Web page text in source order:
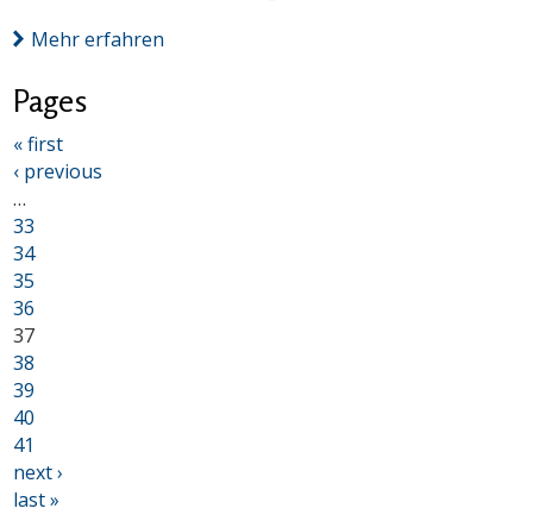
Mehr erfahren
Pages
« first
‹ previous
…
33
34
35
36
37
38
39
40
41
next ›
last »